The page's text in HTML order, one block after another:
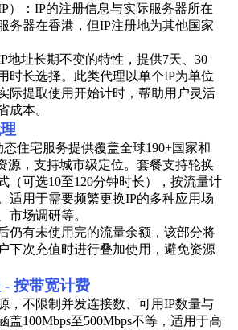
）：IP的注册信息与实际服务器所在
务器在香港，但IP注册地为其他国家
地址长期不变的特性，提供7天、30
时长选择。此类代理以单个IP为单位
际提取使用开始计时，帮助用户灵活
成本。
住宅服务提供覆盖全球190+国家和
源，支持城市级定位。套餐支持轮换
（可选10至120分钟时长），按流量计
适用于需要频繁更换IP的多种应用场
市场调研等。
仍有未使用完的流量余额，该部分将
下次充值时进行叠加使用，避免资源
按带宽计费
，不限制并发连接数、可用IP数量与
盖100Mbps至500Mbps不等，适用于高